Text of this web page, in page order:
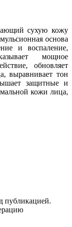
сухую кожу
основа
и воспаление,
мощное
обновляет
выравнивает тон
защитные и
кожи лица,
публикацией.